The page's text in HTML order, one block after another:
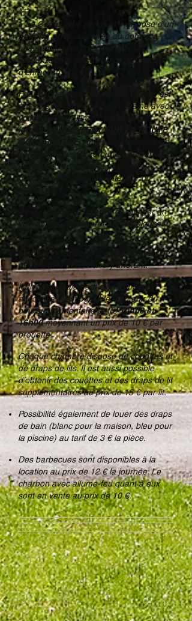
2. Parking
« La Compagnie des Bois » dispose d’un
parking privé
à l’entrée du domaine.
Les propriétaires déclinent toute
responsabilité en cas de dommage ou
d’effraction.
Pour décharger vos bagages, il vous est
possible de rentrer sur le domaine avec
votre véhicule, la circulation se
faisantUNIQUEMENT SUR LA ROUTE
GOUDRONNÉE. Après le déchargement,
votre véhicule doit retourner au parking
privé. Les véhicules ne peuvent
donc
passtationner à l’intérieur du
domaine.
Il est strictementinterditde circuler en
véhicule et de se garer sur la pelouse.
Chaque logement dispose d’une cuisine
et de tout le nécessaire y afférant.
Il dispose également d’un feu ouvert
avec bois. Il est possible d’obtenir du
bois supplémentaire entre10h00 et
16h00moyennant un prix de 10 € par
brouette.
Chaque chambre dispose de couettes et
de draps de lits. Il est aussi possible
d’obtenir des couettes et des draps de lit
supplémentaires au prix de 15 € par lit.
Possibilité également de louer des draps
de bain (blanc pour la maison, bleu pour
la piscine) au tarif de 3 € la pièce.
Des barbecues sont disponibles à la
location au prix de 12 € la journée. Le
charbon avec allume-feu quant à eux
sont en vente au prix de 10 €.